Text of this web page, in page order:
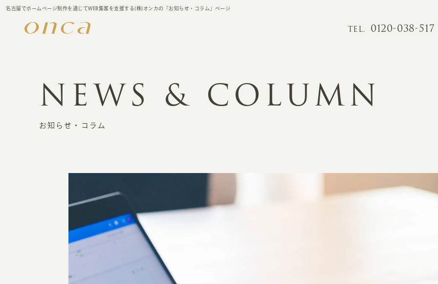
名古屋でホームページ制作を通じてWEB集客を支援する(株)オンカの「お知らせ・コラム」ページ
TEL. 0120-038-517
NEWS & COLUMN
お知らせ・コラム